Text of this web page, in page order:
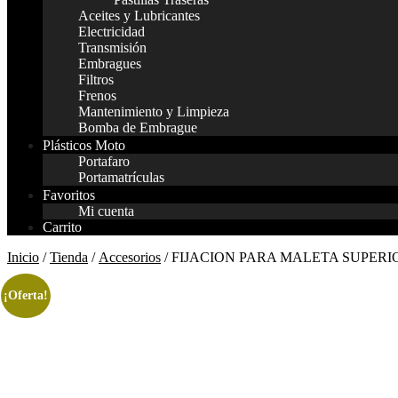
Aceites y Lubricantes
Electricidad
Transmisión
Embragues
Filtros
Frenos
Mantenimiento y Limpieza
Bomba de Embrague
Plásticos Moto
Portafaro
Portamatrículas
Favoritos
Mi cuenta
Carrito
Inicio /Tienda / Accesorios / FIJACION PARA MALETA
¡Oferta!